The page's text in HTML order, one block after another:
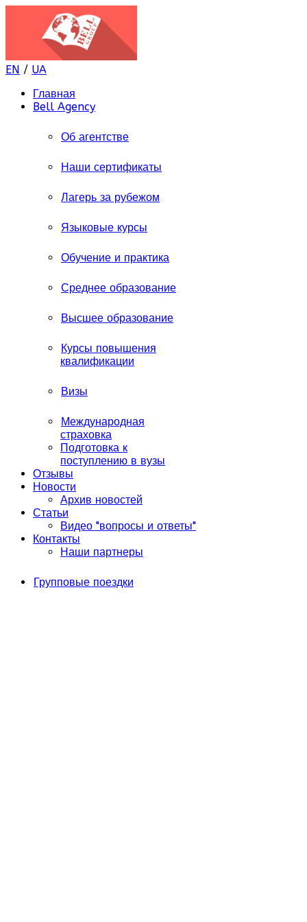
EN / UA
Главная
Bell Agency
Об агентстве
Наши сертификаты
Лагерь за рубежом
Языковые курсы
Обучение и практика
Среднее образование
Высшее образование
Курсы повышения
квалификации
Визы
Международная
страховка
Подготовка к
поступлению в вузы
Отзывы
Новости
Архив новостей
Статьи
Видео "вопросы и ответы"
Контакты
Наши партнеры
Групповые поездки